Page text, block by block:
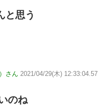
と思う
さん 2021/04/29(木) 12:33:04.57
のね